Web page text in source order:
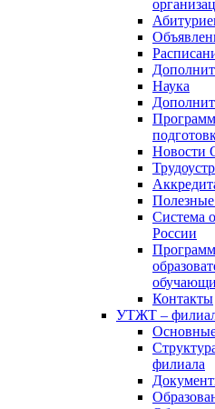
Наука
Система
России
Контакты
УТЖТ –
филиала